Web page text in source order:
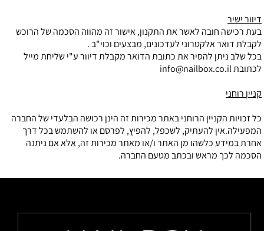
דיוור ישיר
בעת רכישה חובה לאשר את התקנון, אישור זה מהווה הסכמה של הרוכש
לקבלת דואר אלקטרוני לעדכונים, מבצעים וכוי"ב .
בכל שלב ניתן להסיר את כתובת הדואר מקבלת דיוור ע"י שליחת מייל
לכתובתinfo@nailbox.co.il
קניין רוחני
כל זכויות הקניין הרוחני באתר מכירות זה הינן רכושה הבלעדי של החברה
המפעילה.אין להעתיק, לשכפל, להפיץ, לפרסם או להשתמש בכל דרך
אחרת במידע כלשהו מן האתר ו/או מאתר מכירות זה, אלא אם ניתנה
הסכמה לכך מראש ובכתב מטעם החברה.